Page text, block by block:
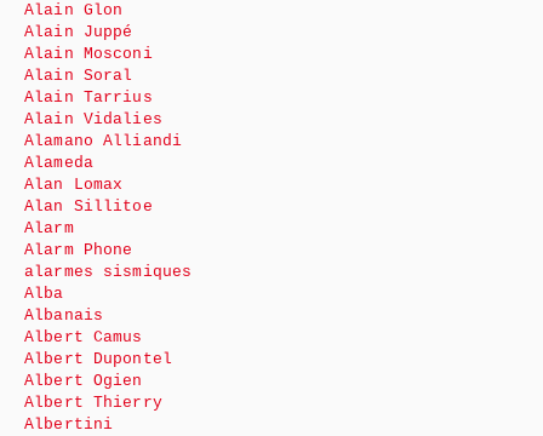
Alain Glon
Alain Juppé
Alain Mosconi
Alain Soral
Alain Tarrius
Alain Vidalies
Alamano Alliandi
Alameda
Alan Lomax
Alan Sillitoe
Alarm
Alarm Phone
alarmes sismiques
Alba
Albanais
Albert Camus
Albert Dupontel
Albert Ogien
Albert Thierry
Albertini